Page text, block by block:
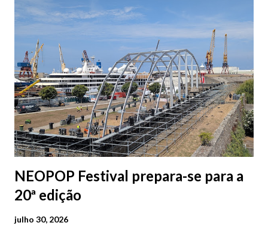
subterrâneos. O Parque da Estação Viana Shopping é grátis de
2ª a 5ª feira a partir das 20:00 (DIAS ÚTEIS)
NEOPOP Festival prepara-se para a
20ª edição
julho 30, 2026